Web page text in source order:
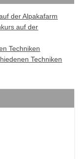
der Alpakafarm
auf der
Techniken
Techniken